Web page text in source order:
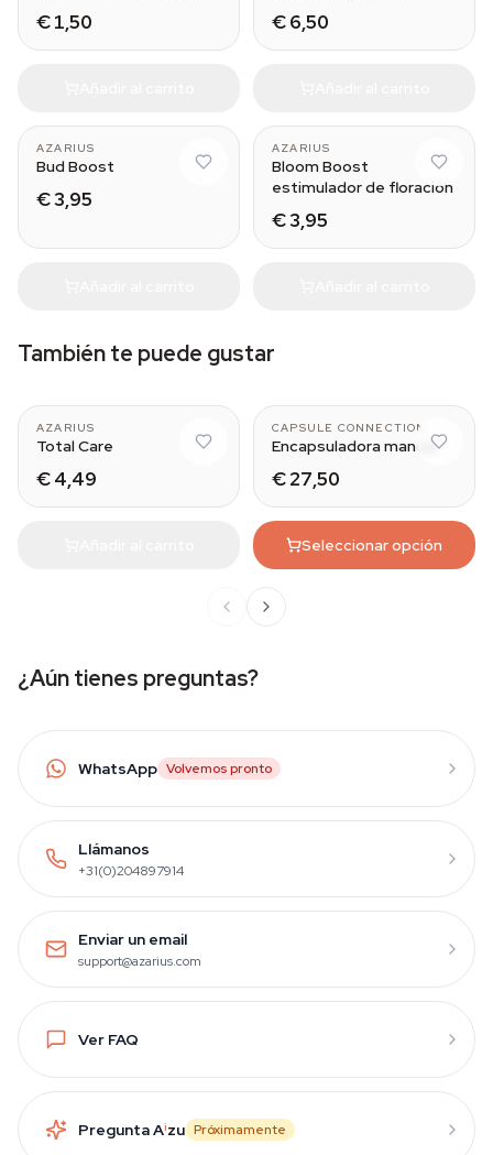
€ 1,50 € 6,50
AZARIUS
Bud Boost
€ 3,95
AZARIUS
Bloom Boost
estimulador de floración
€ 3,95
También te puede gustar
AZARIUS
Total Care
€ 4,49
CAPSULE CONNECTION
Encapsuladora manual
€ 27,50
Seleccionar opción
¿Aún tienes preguntas?
WhatsApp Volvemos pronto
Llámanos
+31(0)204897914
Enviar un email
support@azarius.com
Ver FAQ
Pregunta Aizu Próximamente